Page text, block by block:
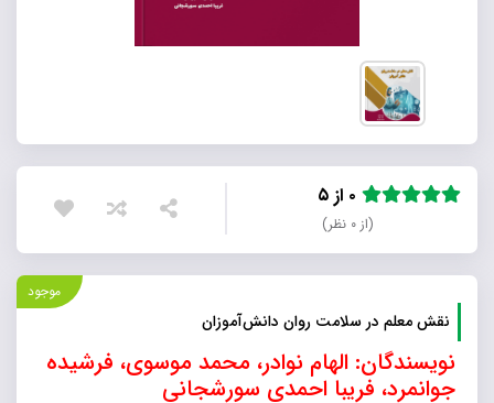
(از ۰ نظر)
موجود
نقش معلم در سلامت روان دانش‌آموزان
نویسندگان: الهام نوادر، محمد موسوی، فرشیده
جوانمرد، فریبا احمدی سورشجانی